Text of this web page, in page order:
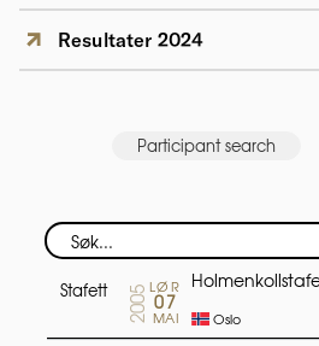
Resultater 2024